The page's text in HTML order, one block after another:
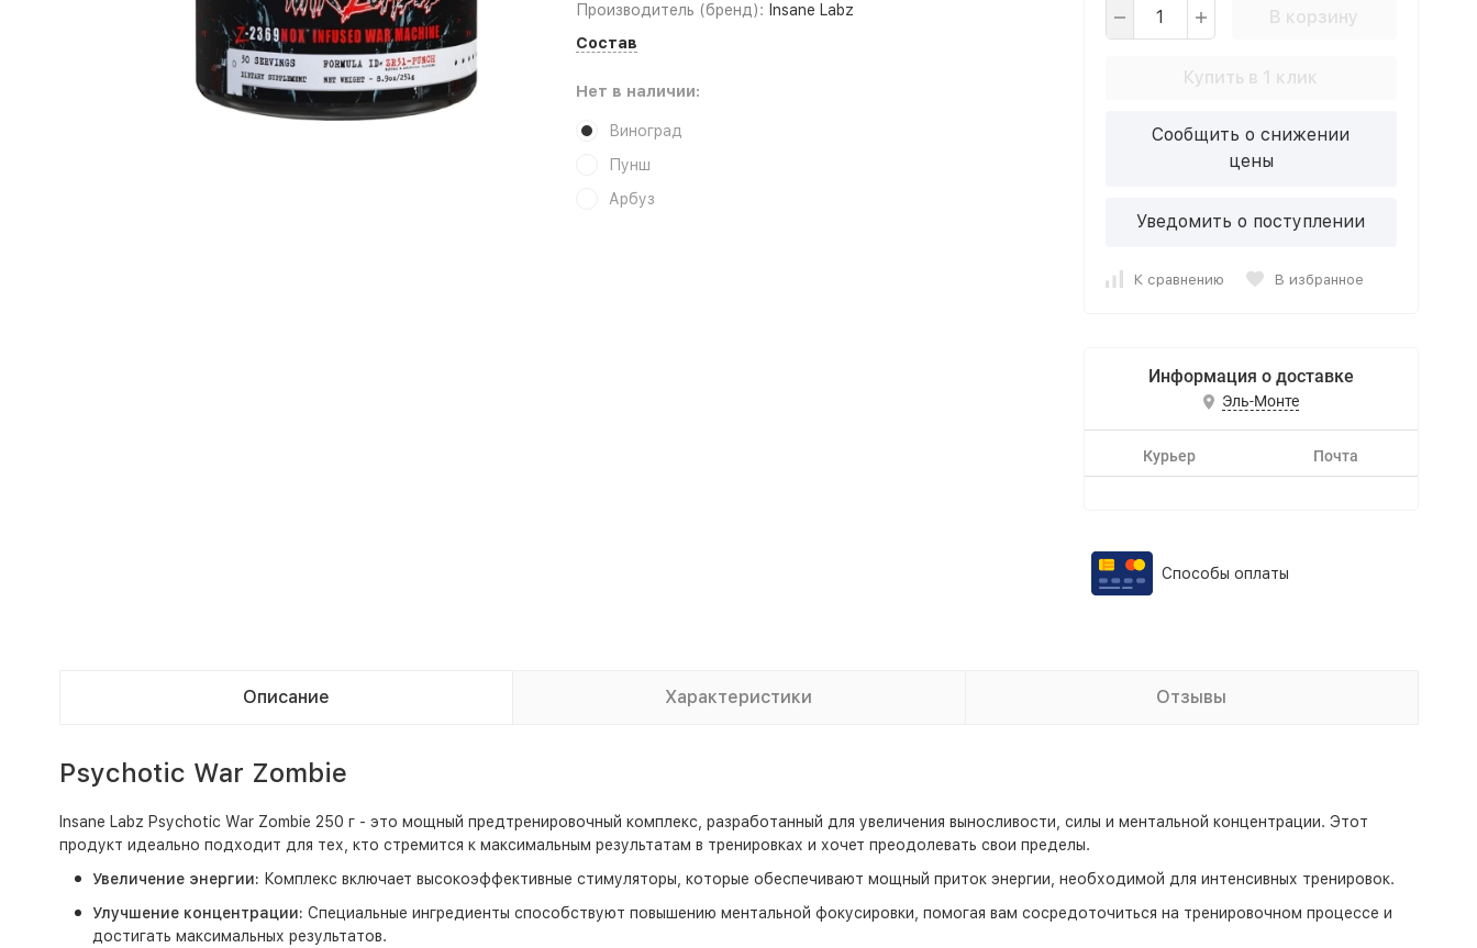
Производитель (бренд): Insane Labz
Состав
Нет в наличии:
Виноград
Пунш
Арбуз
В корзину
Купить в 1 клик
Сообщить о снижении
цены
Уведомить о поступлении
К сравнению В избранное
Информация о доставке
Эль-Монте
Курьер Почта
Способы оплаты
Описание Характеристики Отзывы
Psychotic War Zombie
Insane Labz Psychotic War Zombie 250 г - это мощный предтренировочный комплекс, разработанный для увеличения выносливости, силы и ментальной концентрации. Этот
продукт идеально подходит для тех, кто стремится к максимальным результатам в тренировках и хочет преодолевать свои пределы.
Увеличение энергии: Комплекс включает высокоэффективные стимуляторы, которые обеспечивают мощный приток энергии, необходимой для интенсивных тренировок.
Улучшение концентрации: Специальные ингредиенты способствуют повышению ментальной фокусировки, помогая вам сосредоточиться на тренировочном процессе и
достигать максимальных результатов.